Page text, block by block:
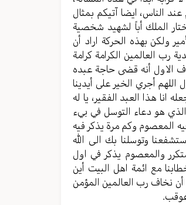
الناس، ايضا آتيكم بمثال
الملك أباً لشهيد شخصية
ولكن بهذه الحركة اراد أن
رب العالمين الكرامة كرامة
الاول أنه قضى حاجة عبده
أجري الخير على أيدينا
انا هذا العبد الفقير، يا له
الذي هو دعاء التوسل في بيء
المعصوم وكم مرة يذكر فيه
وتوسلنا بك الى الله
متكرر والمعصوم يذكر في اول
مع ائمة اهل البيت أين
أن نخاف رب العالمين المؤمن